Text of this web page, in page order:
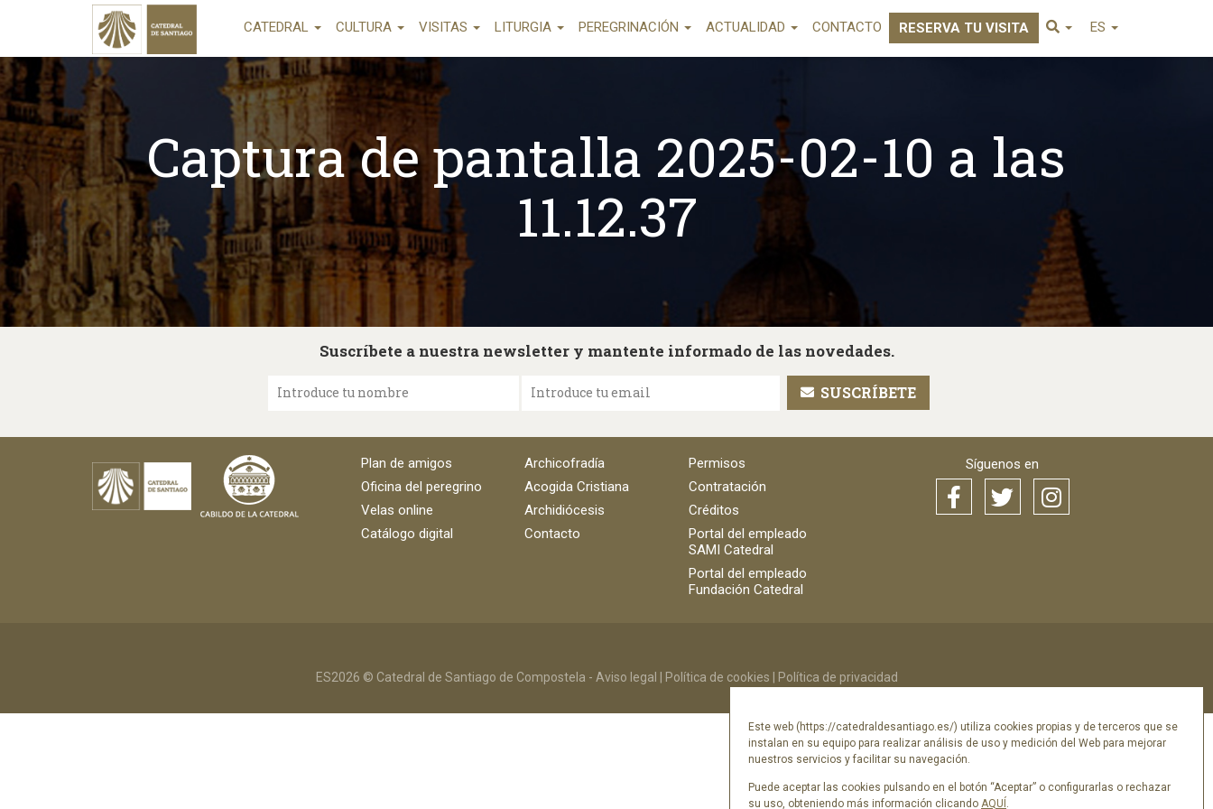
Este web (https://catedraldesantiago.es/) utiliza cookies propias y de terceros que se
instalan en su equipo para realizar análisis de uso y medición del Web para mejorar
nuestros servicios y facilitar su navegación.
Puede aceptar las cookies pulsando en el botón “Aceptar” o configurarlas o rechazar
su uso, obteniendo más información clicando AQUÍ.
CATEDRAL CULTURA VISITAS LITURGIA PEREGRINACIÓN ACTUALIDAD CONTACTO RESERVA TU VISITA ES
Captura de pantalla 2025-02-10 a las
11.12.37
Suscríbete a nuestra newsletter y mantente informado de las novedades.
Introduce tu nombre Introduce tu email
Plan de amigos Archicofradía
Permisos
Oficina del peregrino
Acogida Cristiana
Contratación
Velas online
Archidiócesis
Créditos
Catálogo digital
Contacto
Portal del empleado
SAMI Catedral
Portal del empleado
Fundación Catedral
Síguenos en
ES2026 © Catedral de Santiago de Compostela - Aviso legal Política de cookies Política de privacidad